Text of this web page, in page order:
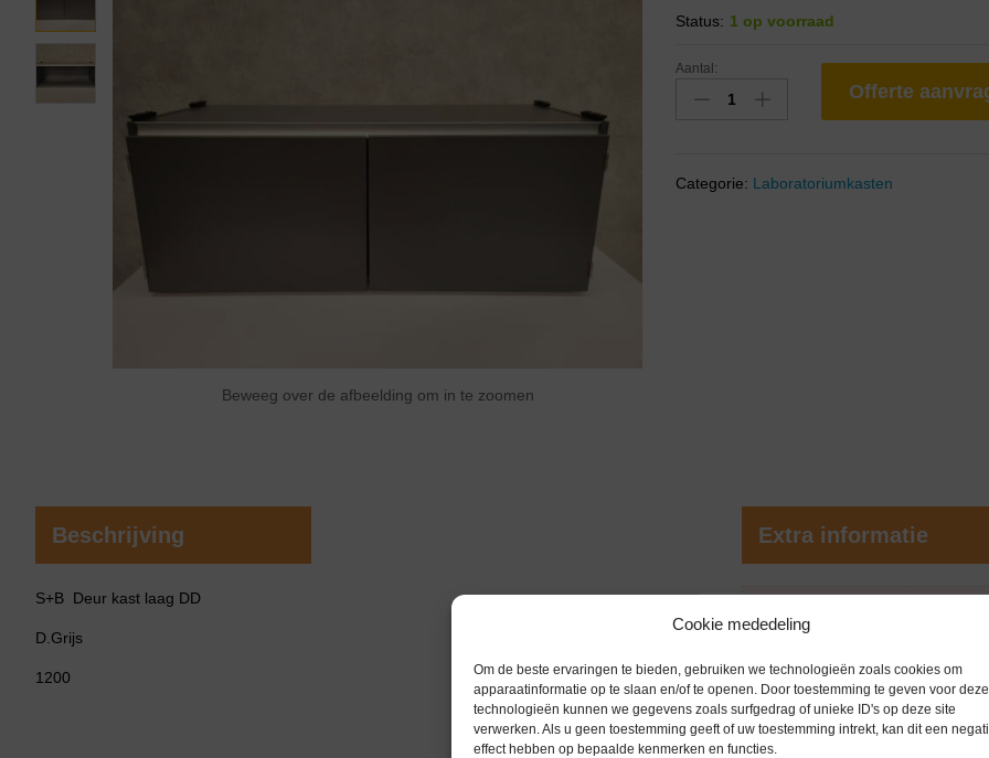
Cookie mededeling
Om de beste ervaringen te bieden, gebruiken we technologieën zoals cookies om
apparaatinformatie op te slaan en/of te openen. Door toestemming te geven voor deze
technologieën kunnen we gegevens zoals surfgedrag of unieke ID's op deze site
verwerken. Als u geen toestemming geeft of uw toestemming intrekt, kan dit een
effect hebben op bepaalde kenmerken en functies.
Beweeg over de afbeelding om in te zoomen
Status: 1 op voorraad
Aantal:
Offerte
Categorie: Laboratoriumkasten
Beschrijving
S+B Deur kast laag DD
D.Grijs
1200
Extra informatie
Conditie Gebruikt in
Merk S+B